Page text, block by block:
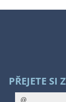
PŘEJETE SI